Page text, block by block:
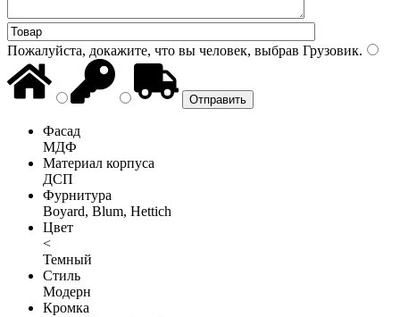
Пожалуйста, докажите, что вы человек, выбрав Грузовик.
Фасад
МДФ
Материал корпуса
ДСП
Фурнитура
Boyard, Blum, Hettich
Цвет
<
Темный
Стиль
Модерн
Кромка